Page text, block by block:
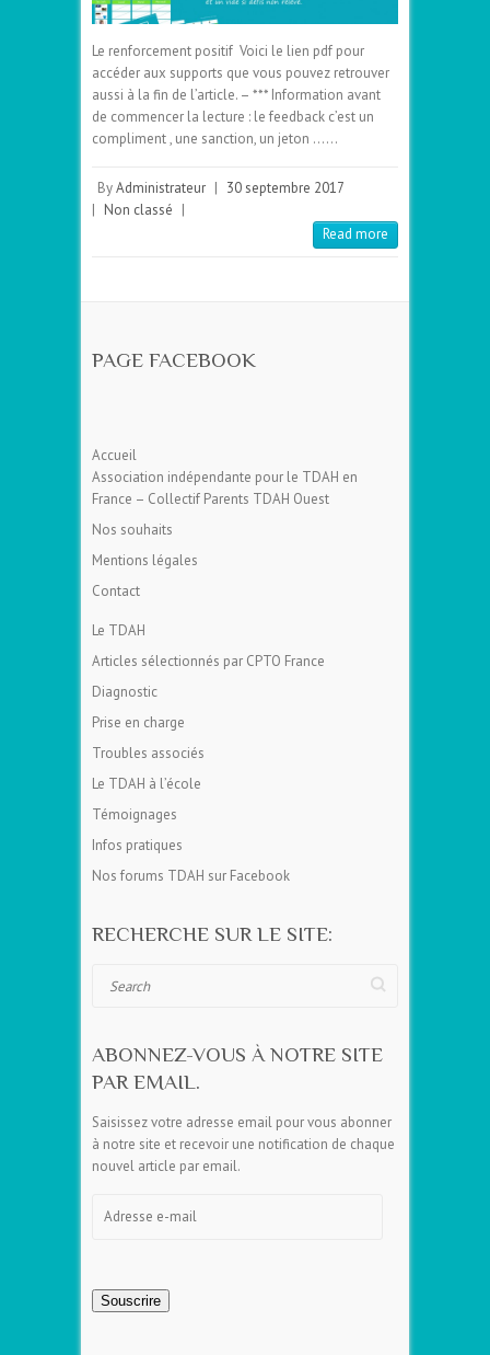
Le renforcement positif Voici le lien pdf pour
accéder aux supports que vous pouvez retrouver
aussi à la fin de l’article. – *** Information avant
de commencer la lecture : le feedback c’est un
compliment , une sanction, un jeton ……
ByAdministrateur
30 septembre 2017
Non classé
Read more
PAGE FACEBOOK
Accueil
Association indépendante pour le TDAH en
France – Collectif Parents TDAH Ouest
Nos souhaits
Mentions légales
Contact
Le TDAH
Articles sélectionnés par CPTO France
Diagnostic
Prise en charge
Troubles associés
Le TDAH à l’école
Témoignages
Infos pratiques
Nos forums TDAH sur Facebook
RECHERCHE SUR LE SITE:
ABONNEZ-VOUS À NOTRE SITE
PAR EMAIL.
Saisissez votre adresse email pour vous abonner
à notre site et recevoir une notification de chaque
nouvel article par email.
Souscrire